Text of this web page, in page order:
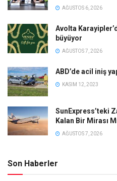
AĞUSTOS 6, 2026
Avolta
büyüyor
AĞUSTOS 7, 2026
ABD’de acil iniş
KASIM 12, 2023
SunExpress’teki
Kalan Bir Mirası
AĞUSTOS 7, 2026
Son Haberler